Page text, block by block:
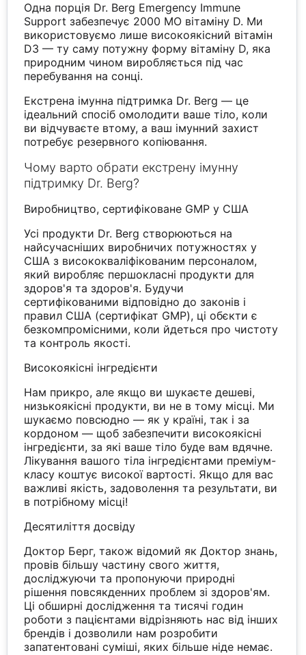
Одна порція Dr. Berg Emergency Immune
Support забезпечує 2000 МО вітаміну D. Ми
використовуємо лише високоякісний вітамін
D3 — ту саму потужну форму вітаміну D, яка
природним чином виробляється під час
перебування на сонці.
Екстрена імунна підтримка Dr. Berg — це
ідеальний спосіб омолодити ваше тіло, коли
ви відчуваєте втому, а ваш імунний захист
потребує резервного копіювання.
Чому варто обрати екстрену імунну
підтримку Dr. Berg?
Виробництво, сертифіковане GMP у США
Усі продукти Dr. Berg створюються на
найсучасніших виробничих потужностях у
США з висококваліфікованим персоналом,
який виробляє першокласні продукти для
здоров'я та здоров'я. Будучи
сертифікованими відповідно до законів і
правил США (сертифікат GMP), ці обєкти є
безкомпромісними, коли йдеться про чистоту
та контроль якості.
Високоякісні інгредієнти
Нам прикро, але якщо ви шукаєте дешеві,
низькоякісні продукти, ви не в тому місці. Ми
шукаємо повсюдно — як у країні, так і за
кордоном — щоб забезпечити високоякісні
інгредієнти, за які ваше тіло буде вам вдячне.
Лікування вашого тіла інгредієнтами преміум-
класу коштує високої вартості. Якщо для вас
важливі якість, задоволення та результати, ви
в потрібному місці!
Десятиліття досвіду
Доктор Берг, також відомий як Доктор знань,
провів більшу частину свого життя,
досліджуючи та пропонуючи природні
рішення повсякденних проблем зі здоров'ям.
Ці обширні дослідження та тисячі годин
роботи з пацієнтами відрізняють нас від інших
брендів і дозволили нам розробити
запатентовані суміші, яких більше ніде немає.